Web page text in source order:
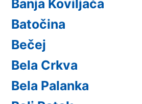
Banja Koviljača
Batočina
Bečej
Bela Crkva
Bela Palanka